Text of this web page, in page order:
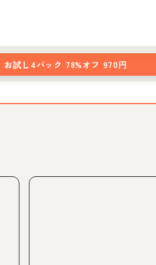
お試し4パック 78%オフ 970円